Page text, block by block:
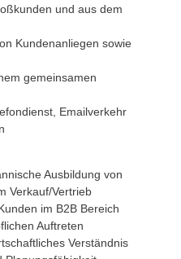
und aus dem
Kundenanliegen sowie
gemeinsamen
Emailverkehr
Ausbildung von
Verkauf/Vertrieb
im B2B Bereich
Auftreten
Verständnis